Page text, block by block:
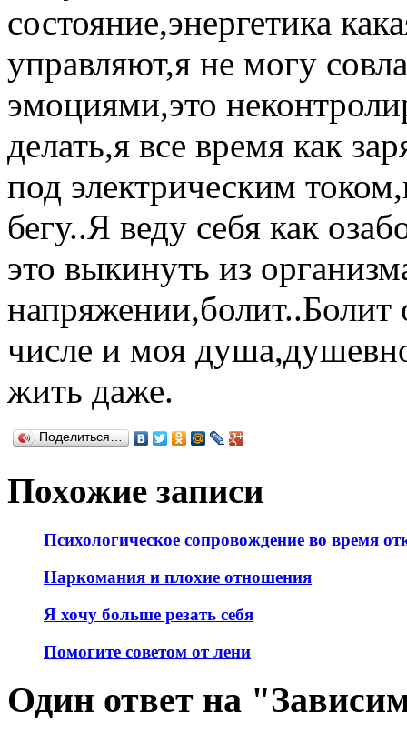
состояние,энергетика
управляют,я не могу
эмоциями,это
делать,я все время как
под электрическим
бегу..Я веду себя как
это выкинуть из
напряжении,болит..Болит
числе и моя
жить даже.
Поделиться…
Похожие записи
Психологическое сопровождение во время
Наркомания и плохие отношения
Я хочу больше резать себя
Помогите советом от лени
Один ответ на